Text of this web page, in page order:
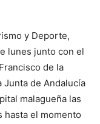
y Deporte,
lunes junto con el
de la
de Andalucía
malagueña las
hasta el momento